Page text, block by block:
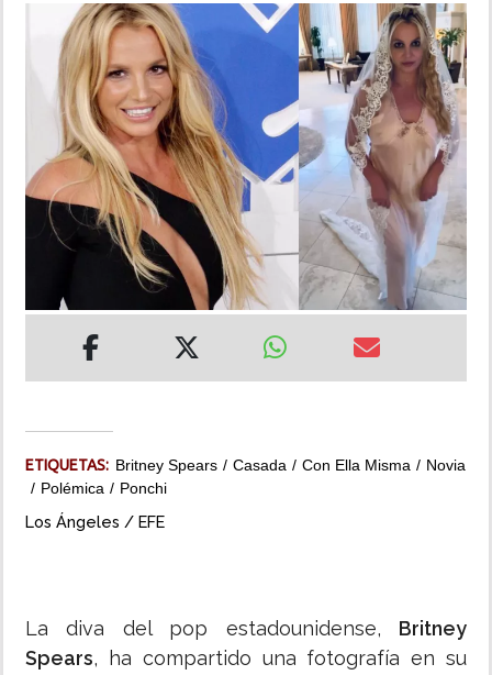
DEPORTES
MUNDO
INSÓLITAS
MULTIMEDIA
IMPRESO
ETIQUETAS: Britney Spears Casada Con Ella Misma
Novia
Polémica
Ponchi
Los Ángeles / EFE
La diva del pop estadounidense, Britney
Spears, ha compartido una fotografía en su